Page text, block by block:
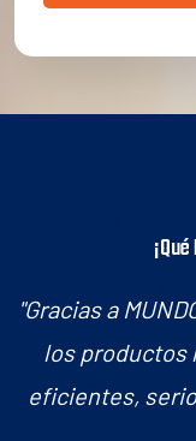
"Gracias a
los productos
eficientes,